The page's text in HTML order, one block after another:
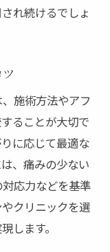
効果とは
イント
な体験談
とめ
れ続けるでしょ
施術方法やアフ
ることが大切で
に応じて最適な
、痛みの少ない
応力などを基準
クリニックを選
します。